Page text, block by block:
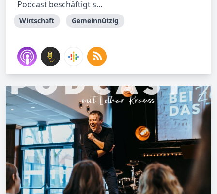
Podcast beschäftigt s...
Wirtschaft Gemeinnützig